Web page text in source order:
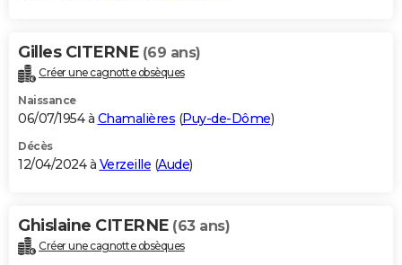
Gilles CITERNE (69 ans)
Créer une cagnotte obsèques
Naissance
06/07/1954 à Chamalières (Puy-de-Dôme)
Décès
12/04/2024 à Verzeille (Aude)
Ghislaine CITERNE (63 ans)
Créer une cagnotte obsèques